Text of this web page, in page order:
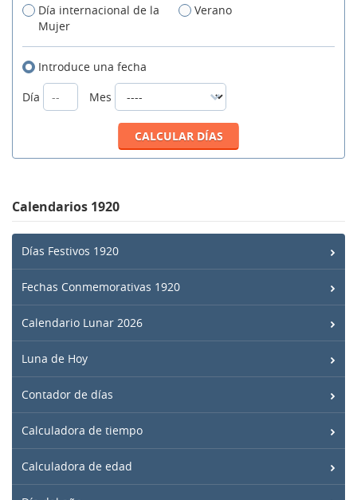
Día internacional de la
Mujer
Verano
Introduce una fecha
Día
Mes
Calendarios 1920
Días Festivos 1920
Fechas Conmemorativas 1920
Calendario Lunar 2026
Luna de Hoy
Contador de días
Calculadora de tiempo
Calculadora de edad